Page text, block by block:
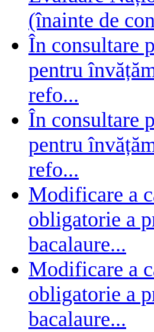
(înainte de
În consultare
pentru
refo...
În consultare
pentru
refo...
Modificare a
obligatorie a
bacalaure...
Modificare a
obligatorie a
bacalaure...